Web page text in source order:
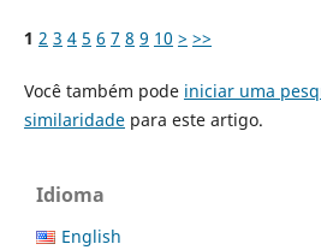
1 2 3 4 5 6 7 8 9 10 > >>
Você também pode iniciar uma
similaridadepara este artigo.
Idioma
English